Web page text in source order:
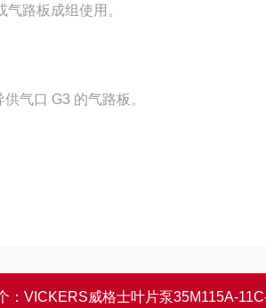
路板成组使用。
气口 G3 的气路板。
： VICKERS威格士叶片泵35M115A-